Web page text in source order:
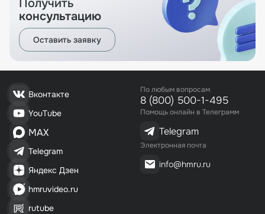
Получить
консультацию
Оставить заявку
Вконтакте
YouTube
MAX
Telegram
Яндекс Дзен
hmruvideo.ru
rutube
По любым вопросам
8 (800) 500-1-495
Помощь онлайн в Телеграмм
Telegram
Электронная почта
info@hmru.ru